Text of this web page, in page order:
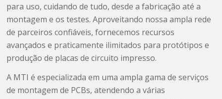
para uso, cuidando de tudo, desde a fabricação até a
montagem e os testes. Aproveitando nossa ampla rede
de parceiros confiáveis, fornecemos recursos
avançados e praticamente ilimitados para protótipos e
produção de placas de circuito impresso.
A MTI é especializada em uma ampla gama de serviços
de montagem de PCBs, atendendo a várias